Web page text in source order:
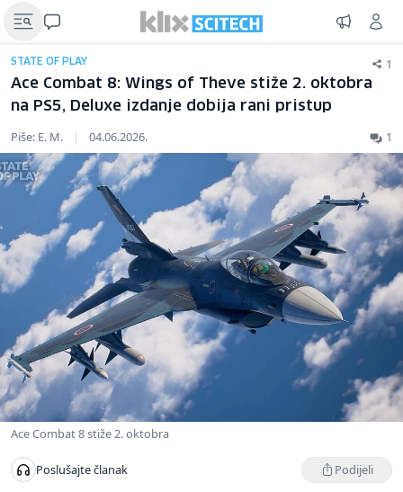
STATE OF PLAY 1
Ace Combat 8: Wings of Theve stiže 2. oktobra
na PS5, Deluxe izdanje dobija rani pristup
Piše: E. M. | 04.06.2026. 1
Ace Combat 8 stiže 2. oktobra
Poslušajte članak Podijeli